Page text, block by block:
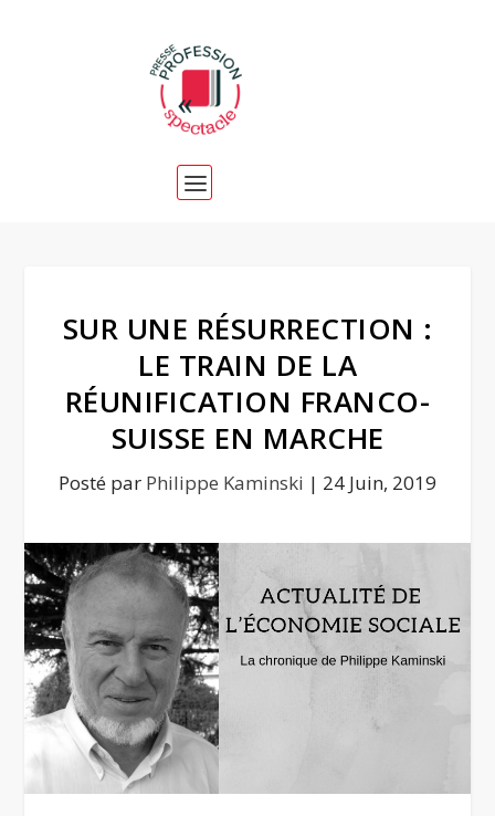
SUR UNE RÉSURRECTION :
LE TRAIN DE LA
RÉUNIFICATION FRANCO-
SUISSE EN MARCHE
Posté par Philippe Kaminski | 24 Juin, 2019